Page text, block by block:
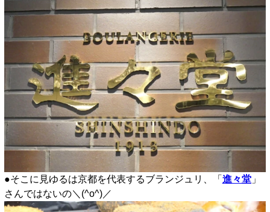
●そこに見ゆるは京都を代表するブランジュリ、「 進々堂」
さんではないの＼(^o^)／